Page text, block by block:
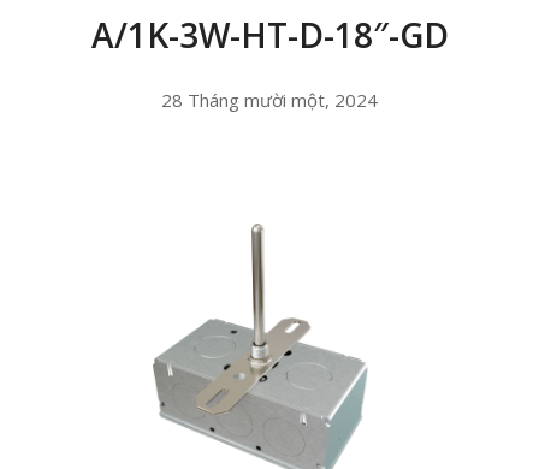
A/1K-3W-HT-D-18″-GD
28 Tháng mười một, 2024